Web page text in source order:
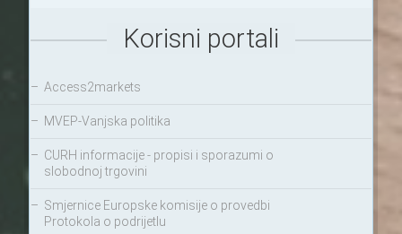
Korisni portali
– Access2markets
– MVEP-Vanjska politika
– CURH informacije - propisi i sporazumi o
slobodnoj trgovini
– Smjernice Europske komisije o provedbi
Protokola o podrijetlu